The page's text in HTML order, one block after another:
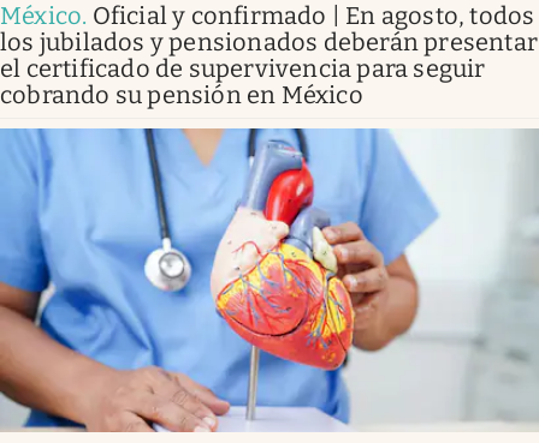
México. Oficial y confirmado | En agosto, todos
los jubilados y pensionados deberán presentar
el certificado de supervivencia para seguir
cobrando su pensión en México